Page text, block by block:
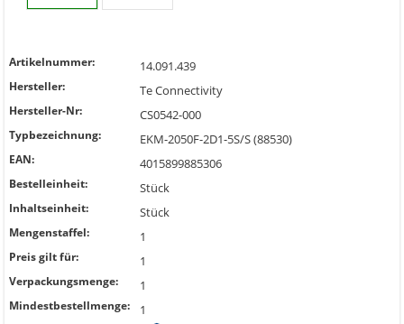
Artikelnummer: 14.091.439
Hersteller: Te Connectivity
Hersteller-Nr: CS0542-000
Typbezeichnung: EKM-2050F-2D1-5S/S (88530)
EAN: 4015899885306
Bestelleinheit: Stück
Inhaltseinheit: Stück
Mengenstaffel: 1
Preis gilt für: 1
Verpackungsmenge: 1
Mindestbestellmenge: 1